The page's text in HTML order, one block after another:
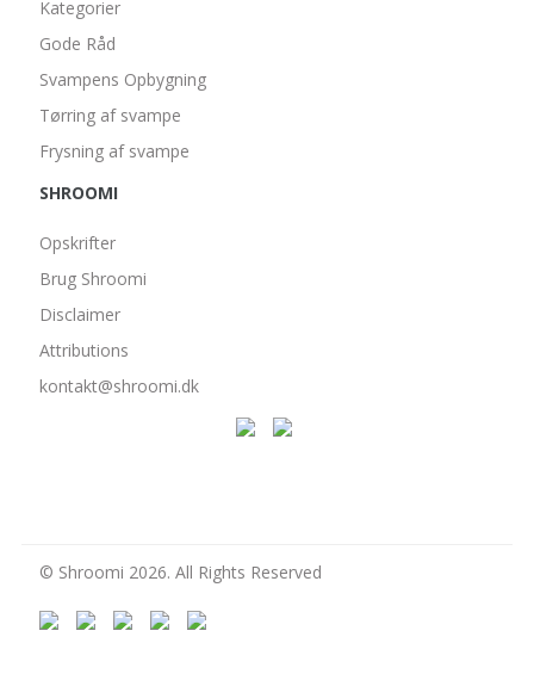
Kategorier
Gode Råd
Svampens Opbygning
Tørring af svampe
Frysning af svampe
SHROOMI
Opskrifter
Brug Shroomi
Disclaimer
Attributions
kontakt@shroomi.dk
© Shroomi 2026. All Rights Reserved